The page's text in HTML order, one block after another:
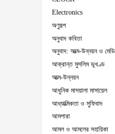
Electronics
অণুগল্প
অনুবাদ কবিতা
অনুবাদ: আত্ম-উন্নয়ন ও
আক্রান্ত মুসলিম ভূখণ্ড
আত্ম-উন্নয়ন
আধুনিক মাসয়ালা মাসায়েল
আধ্যাত্মিকতা ও সুফিবাদ
আমপারা
আমল ও আমলের সহায়িকা